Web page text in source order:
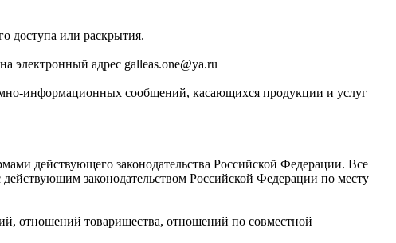
доступа или раскрытия.
электронный адрес galleas.one@ya.ru
информационных сообщений, касающихся продукции и услуг
действующего законодательства Российской Федерации. Все
законодательством Российской Федерации по месту
отношений товарищества, отношений по совместной